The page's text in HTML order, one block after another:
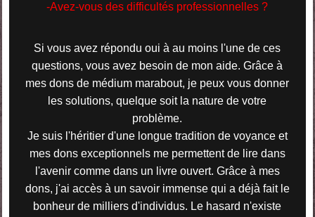
-Avez-vous des difficultés professionnelles ?
Si vous avez répondu oui à au moins l'une de ces
questions, vous avez besoin de mon aide. Grâce à
mes dons de médium marabout, je peux vous donner
les solutions, quelque soit la nature de votre
problème.
Je suis l'héritier d'une longue tradition de voyance et
mes dons exceptionnels me permettent de lire dans
l'avenir comme dans un livre ouvert. Grâce à mes
dons, j'ai accès à un savoir immense qui a déjà fait le
bonheur de milliers d'individus. Le hasard n'existe